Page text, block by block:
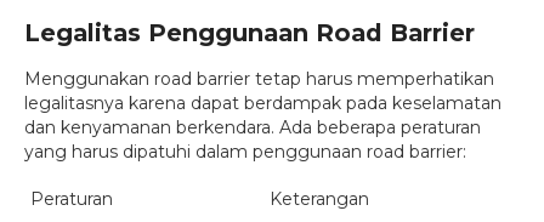
Legalitas Penggunaan Road Barrier
Menggunakan road barrier tetap harus memperhatikan
legalitasnya karena dapat berdampak pada keselamatan
dan kenyamanan berkendara. Ada beberapa peraturan
yang harus dipatuhi dalam penggunaan road barrier:
Peraturan
Keterangan